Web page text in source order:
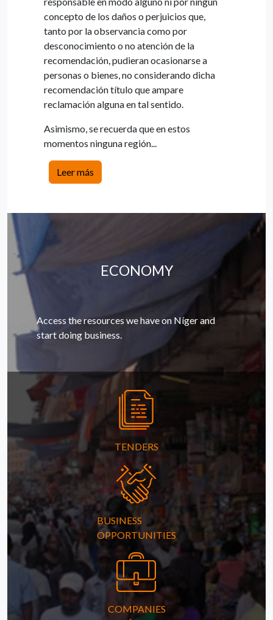
concepto de los daños o perjuicios que,
tanto por la observancia como por
desconocimiento o no atención de la
recomendación, pudieran ocasionarse a
personas o bienes, no considerando dicha
recomendación título que ampare
reclamación alguna en tal sentido.
Asimismo, se recuerda que en estos
momentos ninguna región...
Leer más
ECONOMY
Access the resources we have on Níger and
start doing business.
TENDERS
BUSINESS
OPPORTUNITIES
COMPANIES